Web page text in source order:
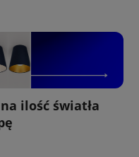
ilość światła